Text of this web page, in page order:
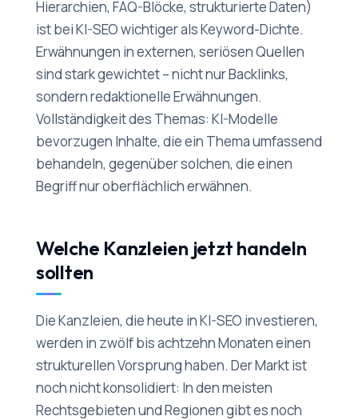
Hierarchien, FAQ-Blöcke, strukturierte Daten)
ist bei KI-SEO wichtiger als Keyword-Dichte.
Erwähnungen in externen, seriösen Quellen
sind stark gewichtet – nicht nur Backlinks,
sondern redaktionelle Erwähnungen.
Vollständigkeit des Themas: KI-Modelle
bevorzugen Inhalte, die ein Thema umfassend
behandeln, gegenüber solchen, die einen
Begriff nur oberflächlich erwähnen.
Welche Kanzleien jetzt handeln
sollten
Die Kanzleien, die heute in KI-SEO investieren,
werden in zwölf bis achtzehn Monaten einen
strukturellen Vorsprung haben. Der Markt ist
noch nicht konsolidiert: In den meisten
Rechtsgebieten und Regionen gibt es noch